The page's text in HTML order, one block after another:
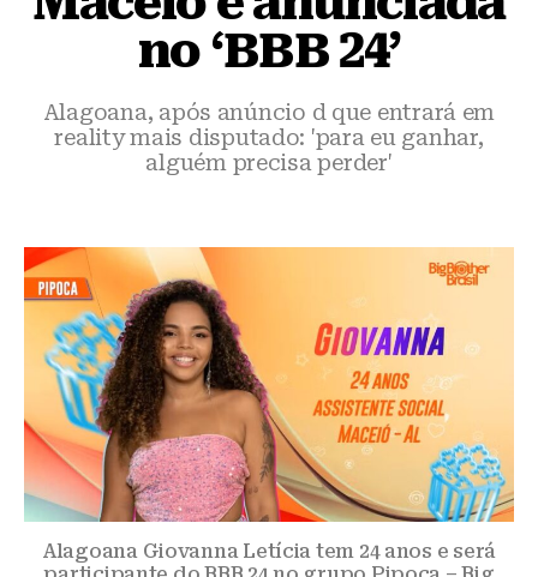
no ‘BBB 24’
Alagoana, após anúncio d que entrará em
reality mais disputado: 'para eu ganhar,
alguém precisa perder'
Alagoana Giovanna Letícia tem 24 anos e será